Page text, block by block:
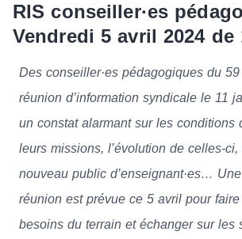
RIS conseiller·es
Vendredi 5 avril 2024 de
Des conseiller·es pédagogiques du
réunion d’information syndicale le 11
un constat alarmant sur les conditions
leurs missions, l’évolution de celles-
nouveau public d’enseignant·es…
réunion est prévue ce 5 avril pour
besoins du terrain et échanger sur les